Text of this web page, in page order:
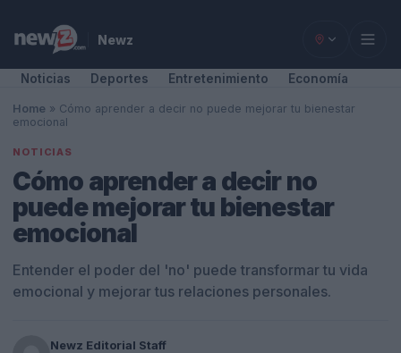
Newz
Noticias Deportes Entretenimiento Economía
Home » Cómo aprender a decir no puede mejorar tu bienestar
emocional
NOTICIAS
Cómo aprender a decir no
puede mejorar tu bienestar
emocional
Entender el poder del 'no' puede transformar tu vida
emocional y mejorar tus relaciones personales.
Newz Editorial Staff